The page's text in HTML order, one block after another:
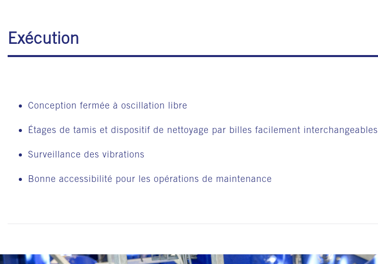
Exécution
Conception fermée à oscillation libre
Étages de tamis et dispositif de nettoyage par billes facilement interchangeables
Surveillance des vibrations
Bonne accessibilité pour les opérations de maintenance